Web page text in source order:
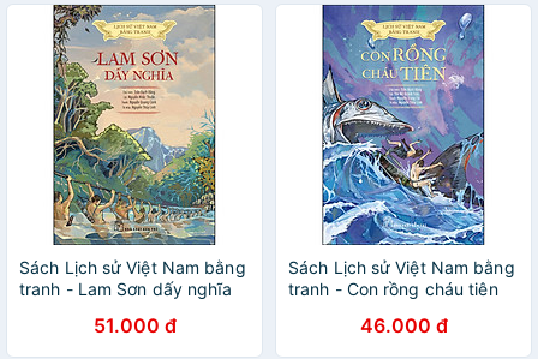
Sách Lịch sử Việt Nam bằng
tranh - Lam Sơn dấy nghĩa
51.000 đ
Sách Lịch sử Việt Nam bằng
tranh - Con rồng cháu tiên
46.000 đ